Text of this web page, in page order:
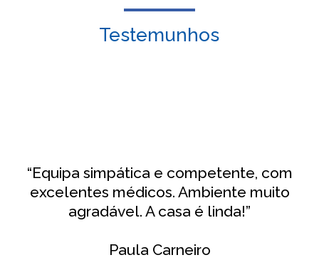
Testemunhos
“Equipa simpática e competente, com
excelentes médicos. Ambiente muito
agradável. A casa é linda!”
Paula Carneiro